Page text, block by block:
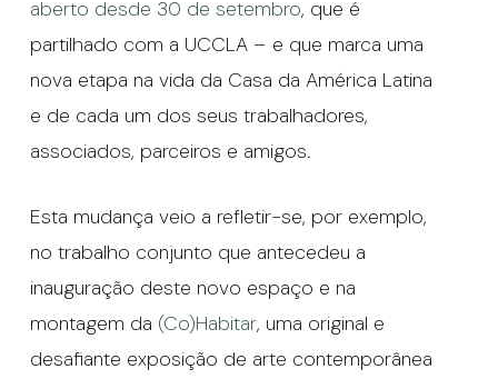
aberto desde 30 de setembro, que é
partilhado com a UCCLA – e que marca uma
nova etapa na vida da Casa da América Latina
e de cada um dos seus trabalhadores,
associados, parceiros e amigos.
Esta mudança veio a refletir-se, por exemplo,
no trabalho conjunto que antecedeu a
inauguração deste novo espaço e na
montagem da (Co)Habitar, uma original e
desafiante exposição de arte contemporânea